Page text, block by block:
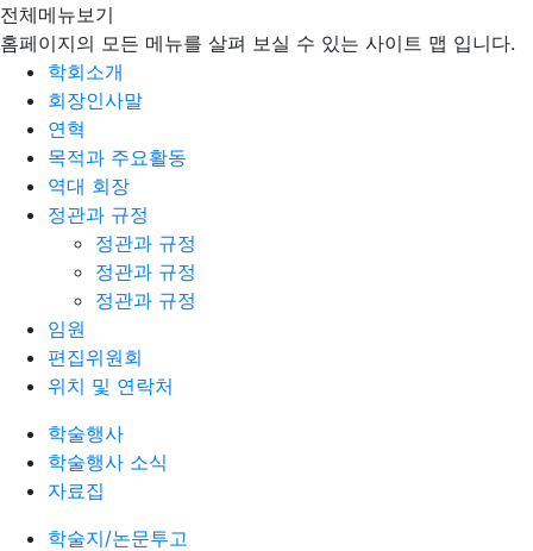
전체메뉴보기
홈페이지의 모든 메뉴를 살펴 보실 수 있는 사이트 맵 입니다.
학회소개
회장인사말
연혁
목적과 주요활동
역대 회장
정관과 규정
정관과 규정
정관과 규정
정관과 규정
임원
편집위원회
위치 및 연락처
학술행사
학술행사 소식
자료집
학술지/논문투고